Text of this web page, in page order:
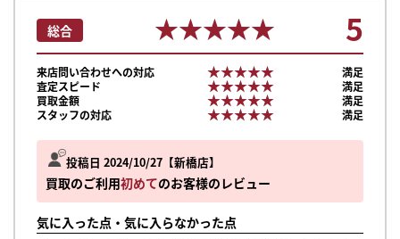
投稿日 2024/10/27 新橋店
買取のご利用初めてのお客様のレビュー
気に入った点・気に入らなかった点
総合 ★★★★★
★★★★★ 5
来店問い合わせへの対応 ★★★★★
★★★★★
満足
査定スピード
★★★★★
★★★★★
満足
買取金額
★★★★★
★★★★★
満足
スタッフの対応
★★★★★
★★★★★ 満足